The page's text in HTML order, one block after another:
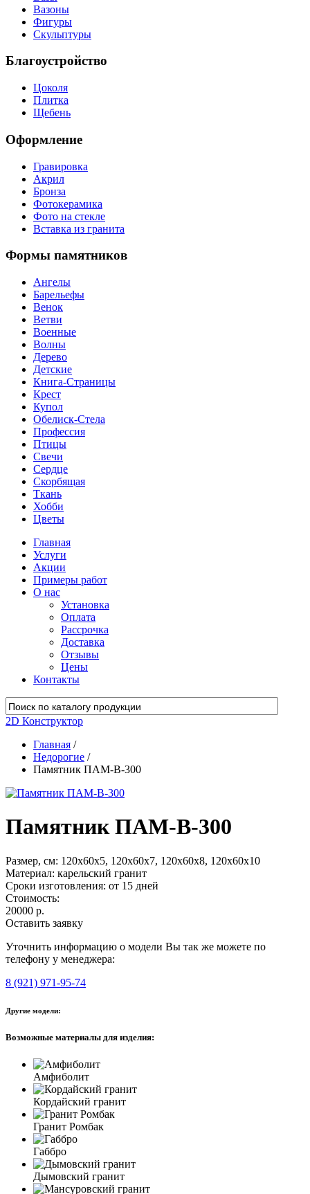
Вазоны
Фигуры
Скульптуры
Благоустройство
Цоколя
Плитка
Щебень
Оформление
Гравировка
Акрил
Бронза
Фотокерамика
Фото на стекле
Вставка из гранита
Формы памятников
Ангелы
Барельефы
Венок
Ветви
Военные
Волны
Дерево
Детские
Книга-Страницы
Крест
Купол
Обелиск-Стела
Профессия
Птицы
Свечи
Сердце
Скорбящая
Ткань
Хобби
Цветы
Главная
Услуги
Акции
Примеры работ
О нас
Установка
Оплата
Рассрочка
Доставка
Отзывы
Цены
Контакты
2D Конструктор
Главная /
Недорогие /
Памятник ПАМ-В-300
Памятник ПАМ-В-300
Размер, см: 120х60х5, 120х60х7, 120х60х8, 120х60х10
Материал: карельский гранит
Сроки изготовления: от 15 дней
Стоимость:
20000 р.
Оставить заявку
Уточнить информацию о модели Вы так же можете по
телефону у менеджера:
8 (921) 971-95-74
Другие модели:
Возможные материалы для изделия:
Амфиболит
Кордайский гранит
Гранит Ромбак
Габбро
Дымовский гранит